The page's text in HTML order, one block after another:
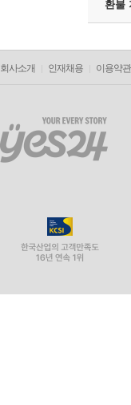
환불
회사소개 인재채용 이용약관